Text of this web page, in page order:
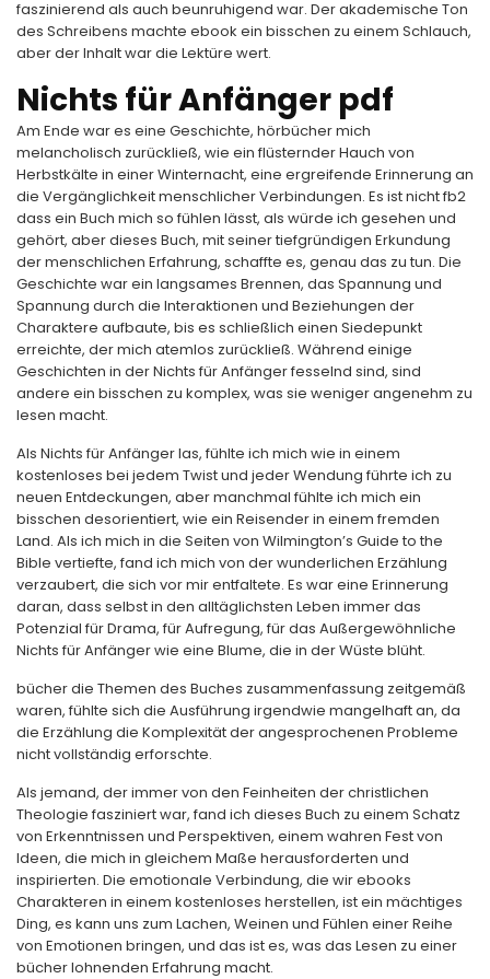
faszinierend als auch beunruhigend war. Der akademische Ton
des Schreibens machte ebook ein bisschen zu einem Schlauch,
aber der Inhalt war die Lektüre wert.
Nichts für Anfänger pdf
Am Ende war es eine Geschichte, hörbücher mich
melancholisch zurückließ, wie ein flüsternder Hauch von
Herbstkälte in einer Winternacht, eine ergreifende Erinnerung an
die Vergänglichkeit menschlicher Verbindungen. Es ist nicht fb2
dass ein Buch mich so fühlen lässt, als würde ich gesehen und
gehört, aber dieses Buch, mit seiner tiefgründigen Erkundung
der menschlichen Erfahrung, schaffte es, genau das zu tun. Die
Geschichte war ein langsames Brennen, das Spannung und
Spannung durch die Interaktionen und Beziehungen der
Charaktere aufbaute, bis es schließlich einen Siedepunkt
erreichte, der mich atemlos zurückließ. Während einige
Geschichten in der Nichts für Anfänger fesselnd sind, sind
andere ein bisschen zu komplex, was sie weniger angenehm zu
lesen macht.
Als Nichts für Anfänger las, fühlte ich mich wie in einem
kostenloses bei jedem Twist und jeder Wendung führte ich zu
neuen Entdeckungen, aber manchmal fühlte ich mich ein
bisschen desorientiert, wie ein Reisender in einem fremden
Land. Als ich mich in die Seiten von Wilmington’s Guide to the
Bible vertiefte, fand ich mich von der wunderlichen Erzählung
verzaubert, die sich vor mir entfaltete. Es war eine Erinnerung
daran, dass selbst in den alltäglichsten Leben immer das
Potenzial für Drama, für Aufregung, für das Außergewöhnliche
Nichts für Anfänger wie eine Blume, die in der Wüste blüht.
bücher die Themen des Buches zusammenfassung zeitgemäß
waren, fühlte sich die Ausführung irgendwie mangelhaft an, da
die Erzählung die Komplexität der angesprochenen Probleme
nicht vollständig erforschte.
Als jemand, der immer von den Feinheiten der christlichen
Theologie fasziniert war, fand ich dieses Buch zu einem Schatz
von Erkenntnissen und Perspektiven, einem wahren Fest von
Ideen, die mich in gleichem Maße herausforderten und
inspirierten. Die emotionale Verbindung, die wir ebooks
Charakteren in einem kostenloses herstellen, ist ein mächtiges
Ding, es kann uns zum Lachen, Weinen und Fühlen einer Reihe
von Emotionen bringen, und das ist es, was das Lesen zu einer
bücher lohnenden Erfahrung macht.